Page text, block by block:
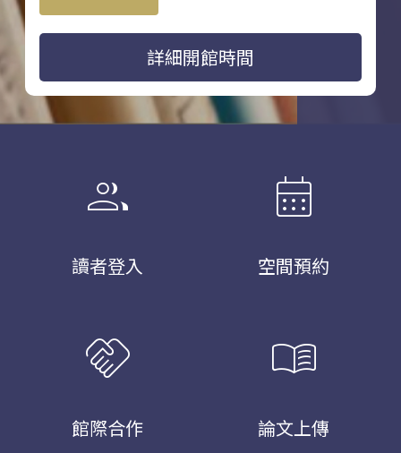
詳細開館時間
group
讀者登入
calendar_month
空間預約
handshake
館際合作
menu_book
論文上傳